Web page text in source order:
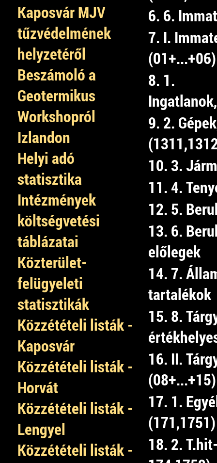
Kaposvár MJV
tűzvédelmének
helyzetéről
Beszámoló a
Geotermikus
Workshopról
Izlandon
Helyi adó
statisztika
Intézmények
költségvetési
táblázatai
Közterület-
felügyeleti
statisztikák
Közzétételi listák -
Kaposvár
Közzétételi listák -
Horvát
Közzétételi listák -
Lengyel
Közzétételi listák -
6. 6.
7. I.
(01+...+06)
8. 1.
9. 2.
10. 3.
11. 4.
12. 5.
13. 6.
előlegek
14. 7.
tartalékok
15. 8.
16. II.
(08+...+15)
17. 1.
(171,1751)
18. 2.